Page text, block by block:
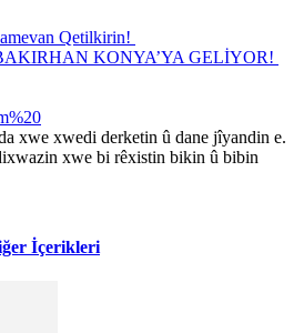
Qetilkirin!
KONYA’YA GELİYOR!
xwe xwedi derketin û dane jîyandin e.
xwe bi rêxistin bikin û bibin
İçerikleri